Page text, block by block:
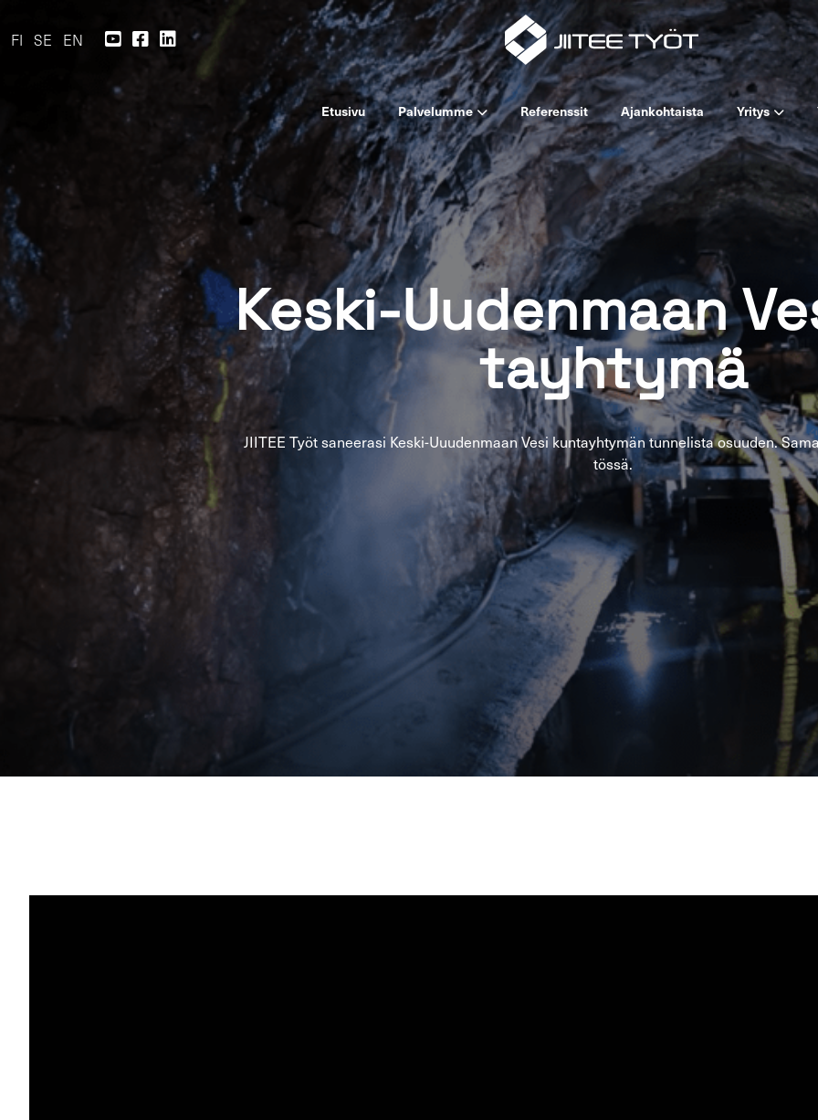
FI SE EN
Etusi­vu Pal­ve­lum­me Re­fe­rens­sit Ajan­koh­tais­ta Yri­tys
Keski-​Uudenmaan
tayh­ty­mä
JII­TEE Työt sa­nee­ra­si Keski-​Uuudenmaan Vesi kun­tayh­ty­män tun­ne­lis­ta osuu­den.
tös­sä.